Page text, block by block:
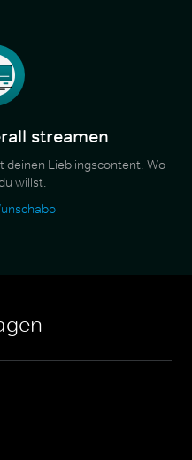
streamen
deinen Lieblingscontent. Wo
willst.